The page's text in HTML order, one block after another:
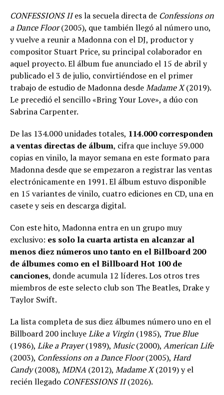
CONFESSIONS IIes la secuela directa de Confessions on
a Dance Floor(2005), que también llegó al número uno,
y vuelve a reunir a Madonna con el DJ, productor y
compositor Stuart Price, su principal colaborador en
aquel proyecto. El álbum fue anunciado el 15 de abril y
publicado el 3 de julio, convirtiéndose en el primer
trabajo de estudio de Madonna desdeMadame X(2019).
Le precedió el sencillo «Bring Your Love», a dúo con
Sabrina Carpenter.
De las 134.000 unidades totales, 114.000 corresponden
a ventas directas de álbum, cifra que incluye 59.000
copias en vinilo, la mayor semana en este formato para
Madonna desde que se empezaron a registrar las ventas
electrónicamente en 1991. El álbum estuvo disponible
en 15 variantes de vinilo, cuatro ediciones en CD, una en
casete y seis en descarga digital.
Con este hito, Madonna entra en un grupo muy
exclusivo: es solo la cuarta artista en alcanzar al
menos diez números uno tanto en el Billboard 200
de álbumes como en el Billboard Hot 100 de
canciones, donde acumula 12 líderes. Los otros tres
miembros de este selecto club son The Beatles, Drake y
Taylor Swift.
La lista completa de sus diez álbumes número uno en el
Billboard 200 incluyeLike a Virgin (1985), True Blue
(1986), Like a Prayer(1989), Music(2000), American Life
(2003), Confessions on a Dance Floor(2005), Hard
Candy(2008), MDNA (2012), Madame X(2019) y el
recién llegado CONFESSIONS II(2026).